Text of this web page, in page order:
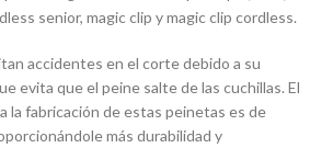
senior, magic clip y magic clip cordless.
accidentes en el corte debido a su
evita que el peine salte de las cuchillas. El
la fabricación de estas peinetas es de
más durabilidad y